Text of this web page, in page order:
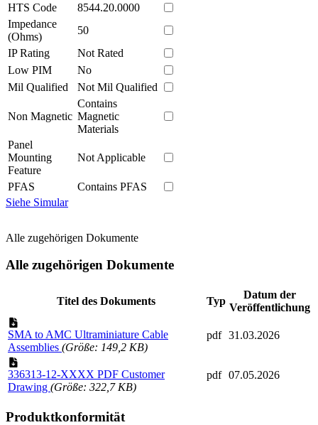
HTS Code
8544.20.0000
Impedance
(Ohms)
50
IP Rating
Not Rated
Low PIM
No
Mil Qualified
Not Mil Qualified
Non Magnetic
Contains
Magnetic
Materials
Panel
Mounting
Feature
Not Applicable
PFAS
Contains PFAS
Siehe Simular
Alle zugehörigen Dokumente
Alle zugehörigen Dokumente
Titel des Dokuments Typ
Datum der
Veröffentlichung
SMA to AMC Ultraminiature Cable
Assemblies (Größe: 149,2 KB)
pdf 31.03.2026
336313-12-XXXX PDF Customer
Drawing (Größe: 322,7 KB)
pdf 07.05.2026
Produktkonformität